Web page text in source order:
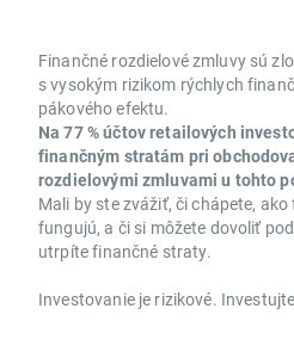
Finančné rozdielové zmluvy sú
s vysokým rizikom rýchlych
pákového efektu.
Na 77 % účtov retailových
finančným stratám pri
rozdielovými zmluvami u tohto
Mali by ste zvážiť, či chápete,
fungujú, a či si môžete dovoliť
utrpíte finančné straty.
Investovanie je rizikové.